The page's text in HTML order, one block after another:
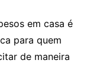
em casa é
para quem
de maneira